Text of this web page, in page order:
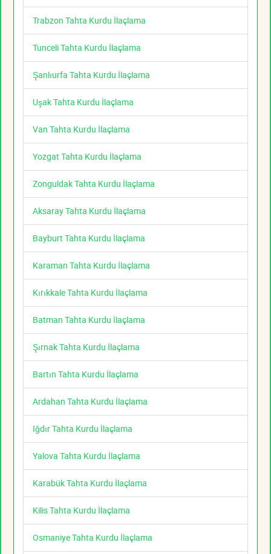
Trabzon Tahta Kurdu İlaçlama
Tunceli Tahta Kurdu İlaçlama
Şanlıurfa Tahta Kurdu İlaçlama
Uşak Tahta Kurdu İlaçlama
Van Tahta Kurdu İlaçlama
Yozgat Tahta Kurdu İlaçlama
Zonguldak Tahta Kurdu İlaçlama
Aksaray Tahta Kurdu İlaçlama
Bayburt Tahta Kurdu İlaçlama
Karaman Tahta Kurdu İlaçlama
Kırıkkale Tahta Kurdu İlaçlama
Batman Tahta Kurdu İlaçlama
Şırnak Tahta Kurdu İlaçlama
Bartın Tahta Kurdu İlaçlama
Ardahan Tahta Kurdu İlaçlama
Iğdır Tahta Kurdu İlaçlama
Yalova Tahta Kurdu İlaçlama
Karabük Tahta Kurdu İlaçlama
Kilis Tahta Kurdu İlaçlama
Osmaniye Tahta Kurdu İlaçlama